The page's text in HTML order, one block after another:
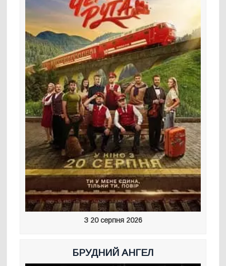
З 20 серпня 2026
БРУДНИЙ АНГЕЛ